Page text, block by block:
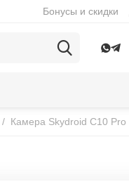
Бонусы и скидки
/ Камера Skydroid C10 Pro